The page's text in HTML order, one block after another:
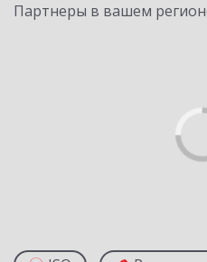
Партнеры в вашем